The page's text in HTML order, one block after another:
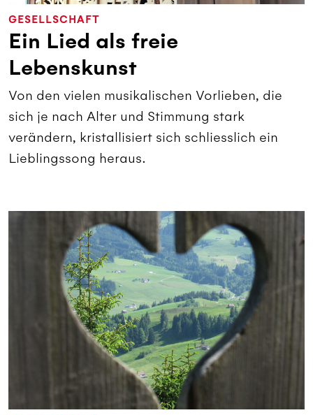
GESELLSCHAFT
Ein Lied als freie
Lebenskunst
Von den vielen musikalischen Vorlieben, die
sich je nach Alter und Stimmung stark
verändern, kristallisiert sich schliesslich ein
Lieblingssong heraus.